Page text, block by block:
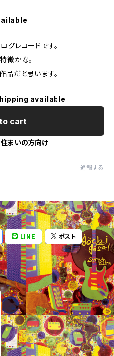
グレコードです。
徴かな。
品だと思います。
available
cart
まいの方向け
通報する
LINE ポスト